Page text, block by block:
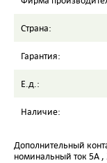
Страна:
Гарантия:
Е.д.:
Наличие:
Дополнительный
номинальный ток 5А ,